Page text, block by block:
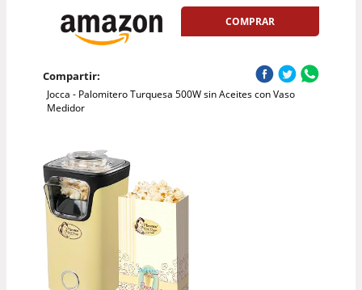
COMPRAR
Compartir:
Jocca - Palomitero Turquesa 500W sin Aceites con Vaso
Medidor